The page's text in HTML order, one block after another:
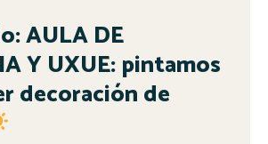
AULA DE
Y UXUE: pintamos
decoración de